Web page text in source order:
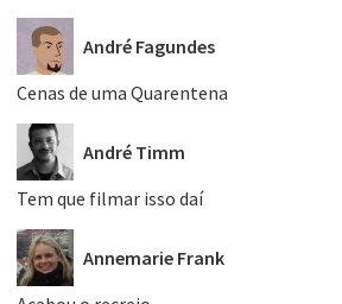
André Fagundes
Cenas de uma Quarentena
André Timm
Tem que filmar isso daí
Annemarie Frank